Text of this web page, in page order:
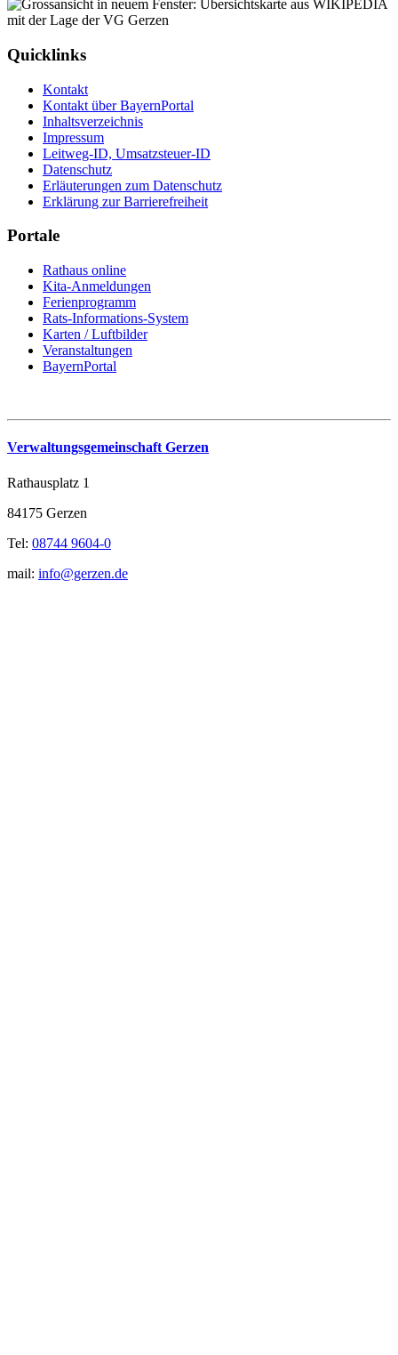
Quicklinks
Kontakt
Kontakt über BayernPortal
Inhaltsverzeichnis
Impressum
Leitweg-ID, Umsatzsteuer-ID
Datenschutz
Erläuterungen zum Datenschutz
Erklärung zur Barrierefreiheit
Portale
Rathaus online
Kita-Anmeldungen
Ferienprogramm
Rats-Informations-System
Karten / Luftbilder
Veranstaltungen
BayernPortal
Verwaltungsgemeinschaft Gerzen
Rathausplatz 1
84175 Gerzen
Tel: 08744 9604-0
mail: info@gerzen.de